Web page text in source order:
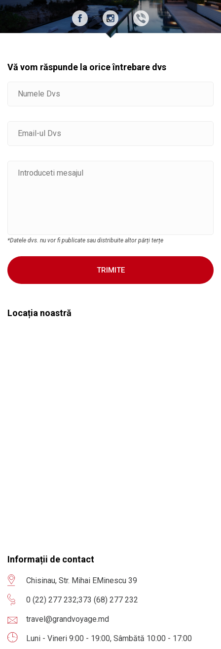
Vă vom răspunde la orice întrebare dvs
*Datele dvs. nu vor fi publicate sau distribuite altor părți terțe
TRIMITE
Locația noastră
Informații de contact
Chisinau, Str. Mihai EMinescu 39
0 (22) 277 232;373 (68) 277 232
travel@grandvoyage.md
Luni - Vineri 9:00 - 19:00, Sâmbătă 10:00 - 17:00